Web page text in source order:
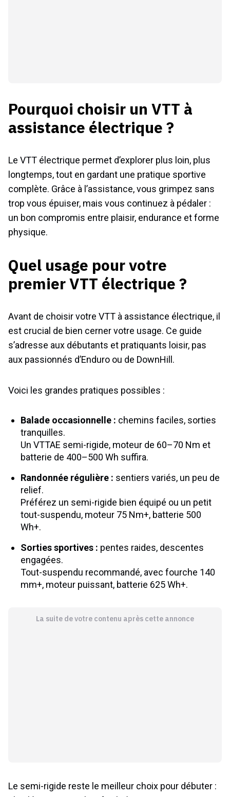
Pourquoi choisir un VTT à
assistance électrique ?
Le VTT électrique permet d’explorer plus loin, plus
longtemps, tout en gardant une pratique sportive
complète. Grâce à l’assistance, vous grimpez sans
trop vous épuiser, mais vous continuez à pédaler :
un bon compromis entre plaisir, endurance et forme
physique.
Quel usage pour votre
premier VTT électrique ?
Avant de choisir votre VTT à assistance électrique, il
est crucial de bien cerner votre usage. Ce guide
s’adresse aux débutants et pratiquants loisir, pas
aux passionnés d’Enduro ou de DownHill.
Voici les grandes pratiques possibles :
Balade occasionnelle : chemins faciles, sorties
tranquilles.
Un VTTAE semi-rigide, moteur de 60–70 Nm et
batterie de 400–500 Wh suffira.
Randonnée régulière : sentiers variés, un peu de
relief.
Préférez un semi-rigide bien équipé ou un petit
tout-suspendu, moteur 75 Nm+, batterie 500
Wh+.
Sorties sportives : pentes raides, descentes
engagées.
Tout-suspendu recommandé, avec fourche 140
mm+, moteur puissant, batterie 625 Wh+.
La suite de votre contenu après cette annonce
Le semi-rigide reste le meilleur choix pour débuter :